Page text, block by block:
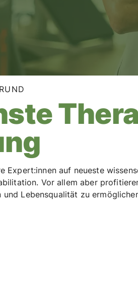
Expert:innen auf neueste
Vor allem aber
und Lebensqualität zu